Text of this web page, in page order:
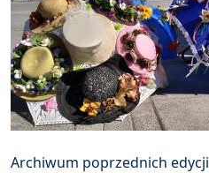
Archiwum poprzednich edycji